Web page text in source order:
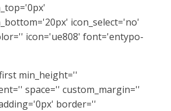
icon_select='no'
icon='ue808' font='entypo-
min_height=''
space='' custom_margin=''
border=''